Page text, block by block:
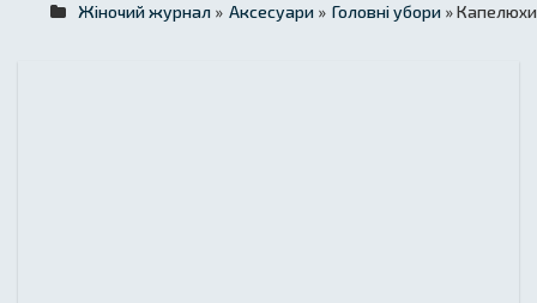
Жіночий журнал » Аксесуари » Головні убори » Капелюхи